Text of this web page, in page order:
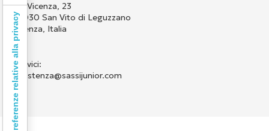
Via Vicenza, 23
36030 San Vito di Leguzzano
Vicenza, Italia
Scrivici:
assistenza@sassijunior.com
Le tue preferenze relative alla privacy